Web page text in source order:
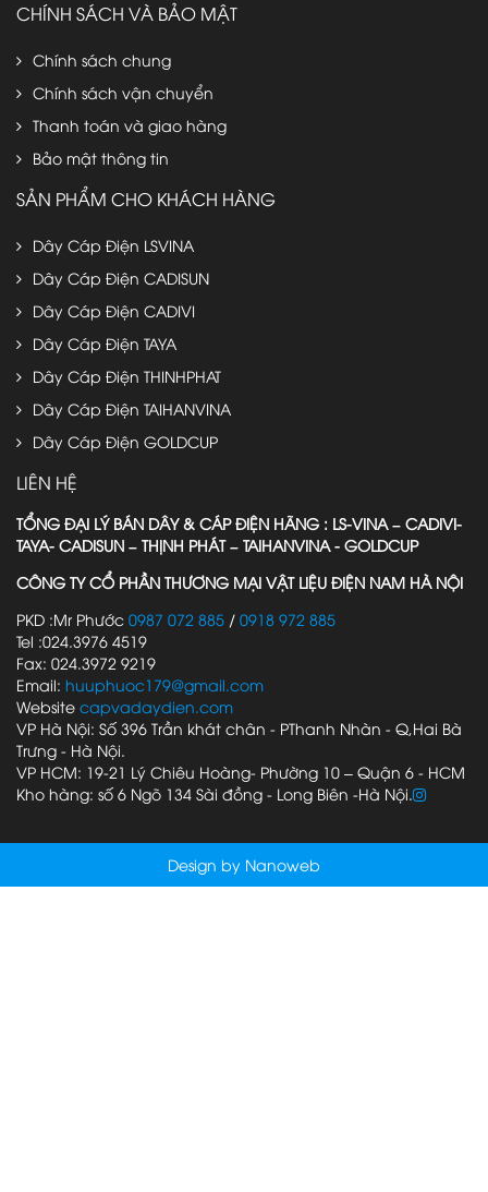
CHÍNH SÁCH VÀ BẢO MẬT
Chính sách chung
Chính sách vận chuyển
Thanh toán và giao hàng
Bảo mật thông tin
SẢN PHẨM CHO KHÁCH HÀNG
Dây Cáp Điện LSVINA
Dây Cáp Điện CADISUN
Dây Cáp Điện CADIVI
Dây Cáp Điện TAYA
Dây Cáp Điện THINHPHAT
Dây Cáp Điện TAIHANVINA
Dây Cáp Điện GOLDCUP
LIÊN HỆ
TỔNG ĐẠI LÝ BÁN DÂY & CÁP ĐIỆN HÃNG : LS-VINA – CADIVI-
TAYA- CADISUN – THỊNH PHÁT – TAIHANVINA - GOLDCUP
CÔNG TY CỔ PHẦN THƯƠNG MẠI VẬT LIỆU ĐIỆN NAM HÀ NỘI
PKD :Mr Phước 0987 072 885 / 0918 972 885
Tel :024.3976 4519
Fax: 024.3972 9219
Email: huuphuoc179@gmail.com
Website capvadaydien.com
VP Hà Nội: Số 396 Trần khát chân - PThanh Nhàn - Q,Hai Bà
Trưng - Hà Nội.
VP HCM: 19-21 Lý Chiêu Hoàng- Phường 10 – Quận 6 - HCM
Kho hàng: số 6 Ngõ 134 Sài đồng - Long Biên -Hà Nội.
Design by Nanoweb